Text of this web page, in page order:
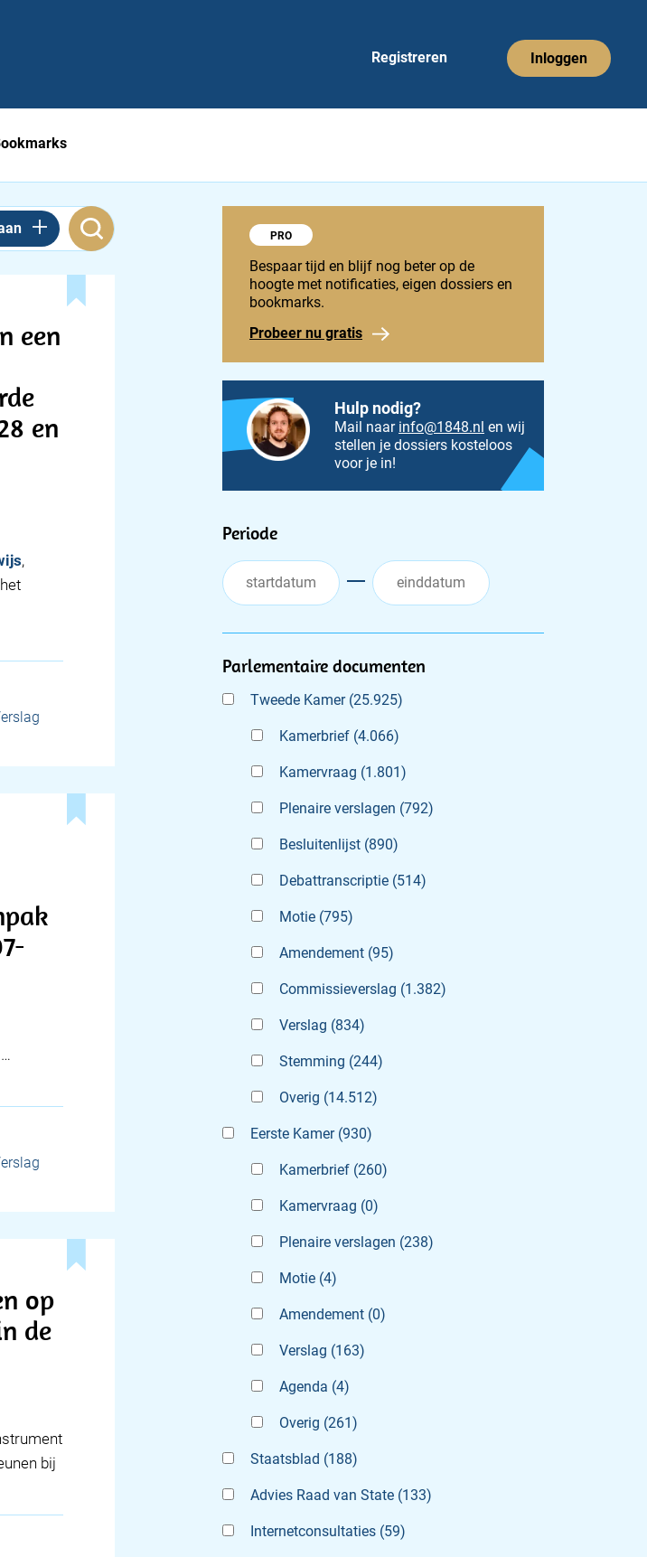
Registreren Inloggen
een
en
,
op
de
bij
Probeer 1848 Pro
PRO
Bespaar tijd en blijf nog beter op de
hoogte met notificaties, eigen dossiers en
bookmarks.
Probeer nu gratis
Hulp nodig?
Mail naar info@1848.nl en wij
stellen je dossiers kosteloos
voor je in!
Filters
Periode
Parlementaire documenten
Tweede Kamer (25.925)
Kamerbrief (4.066)
Kamervraag (1.801)
Plenaire verslagen (792)
Besluitenlijst (890)
Debattranscriptie (514)
Motie (795)
Amendement (95)
Commissieverslag (1.382)
Verslag (834)
Stemming (244)
Overig (14.512)
Eerste Kamer (930)
Kamerbrief (260)
Kamervraag (0)
Plenaire verslagen (238)
Motie (4)
Amendement (0)
Verslag (163)
Agenda (4)
Overig (261)
Staatsblad (188)
Advies Raad van State (133)
Internetconsultaties (59)